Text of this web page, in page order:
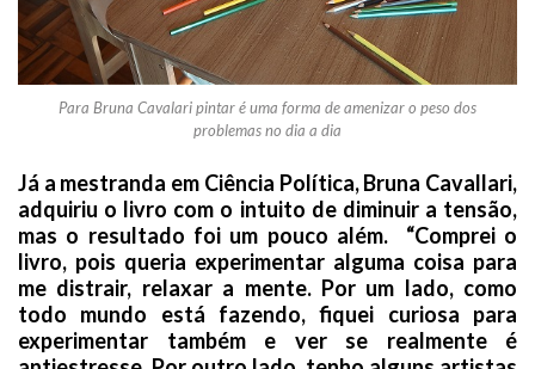
Para Bruna Cavalari pintar é uma forma de amenizar o peso dos
problemas no dia a dia
Já a mestranda em Ciência Política, Bruna Cavallari,
adquiriu o livro com o intuito de diminuir a tensão,
mas o resultado foi um pouco além. “Comprei o
livro, pois queria experimentar alguma coisa para
me distrair, relaxar a mente. Por um lado, como
todo mundo está fazendo, fiquei curiosa para
experimentar também e ver se realmente é